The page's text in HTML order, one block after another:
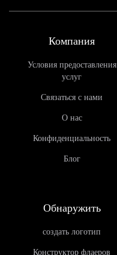
Компания
Условия предоставления
услуг
Связаться с нами
О нас
Конфиденциальность
Блог
Обнаружить
создать логотип
Конструктор флаеров